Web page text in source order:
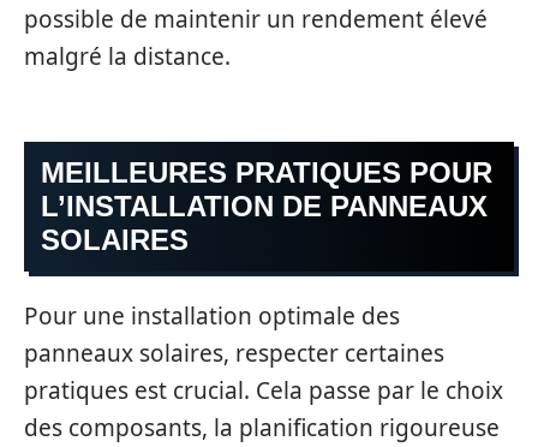
possible de maintenir un rendement élevé
malgré la distance.
MEILLEURES PRATIQUES POUR
L’INSTALLATION DE PANNEAUX
SOLAIRES
Pour une installation optimale des
panneaux solaires, respecter certaines
pratiques est crucial. Cela passe par le choix
des composants, la planification rigoureuse